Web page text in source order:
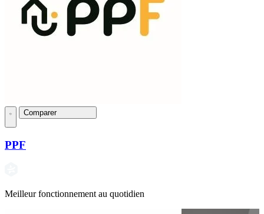
Comparer
PPF
Meilleur fonctionnement au quotidien